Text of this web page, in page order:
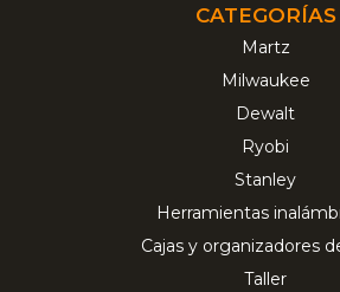
CATEGORÍAS
Martz
Milwaukee
Dewalt
Ryobi
Stanley
Herramientas
Cajas y organizadores
Taller